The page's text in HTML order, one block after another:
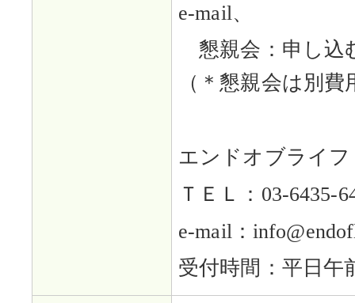
e-mail、
懇親会：申し込
（＊懇親会は別
エンドオブライ
ＴＥＬ：03-6435-
e-mail：
受付時間：平日午